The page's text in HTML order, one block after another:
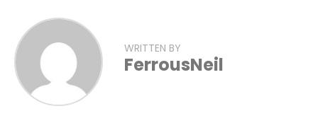
WRITTEN BY
FerrousNeil